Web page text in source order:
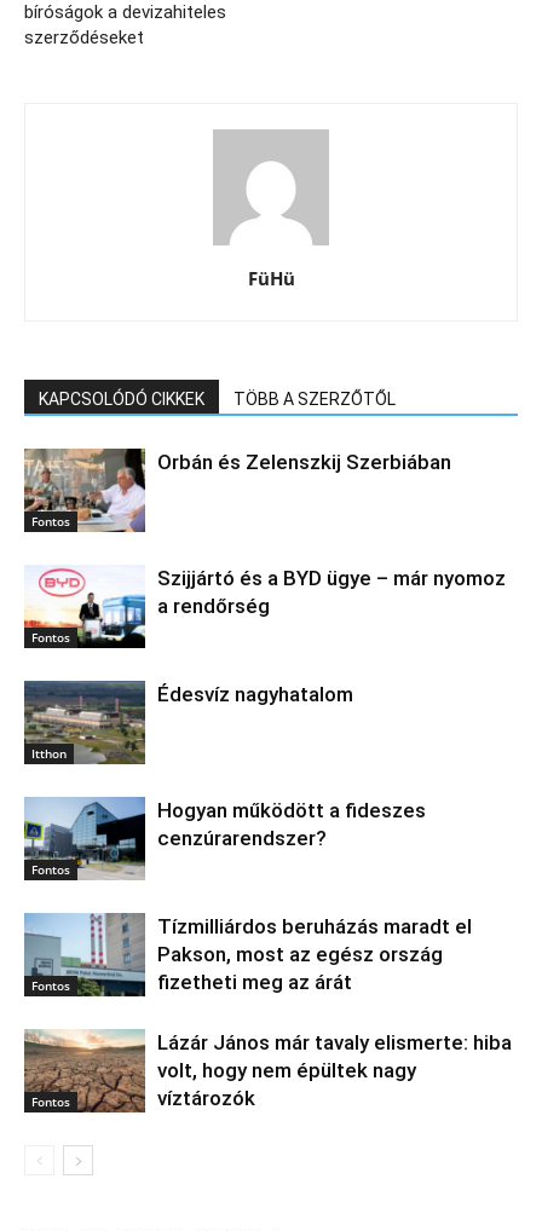
bíróságok a devizahiteles
szerződéseket
FüHü
KAPCSOLÓDÓ CIKKEK TÖBB A SZERZŐTŐL
Fontos
Orbán és Zelenszkij Szerbiában
Fontos
Szijjártó és a BYD ügye – már nyomoz
a rendőrség
Itthon
Édesvíz nagyhatalom
Fontos
Hogyan működött a fideszes
cenzúrarendszer?
Fontos
Tízmilliárdos beruházás maradt el
Pakson, most az egész ország
fizetheti meg az árát
Fontos
Lázár János már tavaly elismerte: hiba
volt, hogy nem épültek nagy
víztározók